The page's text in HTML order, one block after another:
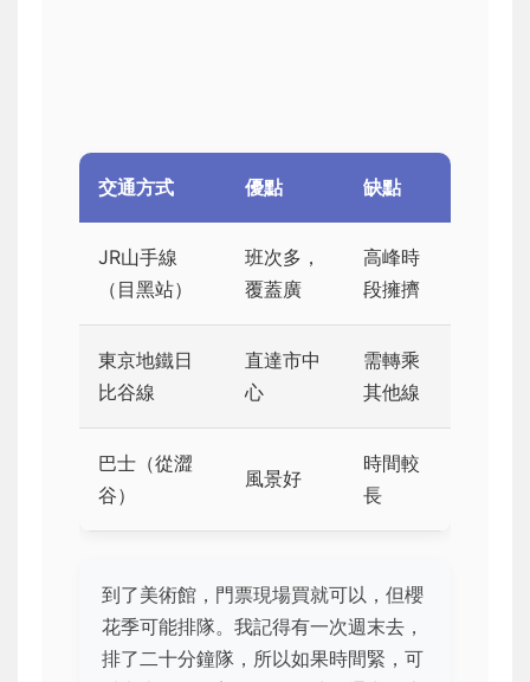
交通方式 優點 缺點
JR山手線
（目黑站）
班次多，
覆蓋廣
高峰時
段擁擠
東京地鐵日
比谷線
直達市中
心
需轉乘
其他線
巴士（從澀
谷）
風景好
時間較
長
到了美術館，門票現場買就可以，但櫻
花季可能排隊。我記得有一次週末去，
排了二十分鐘隊，所以如果時間緊，可